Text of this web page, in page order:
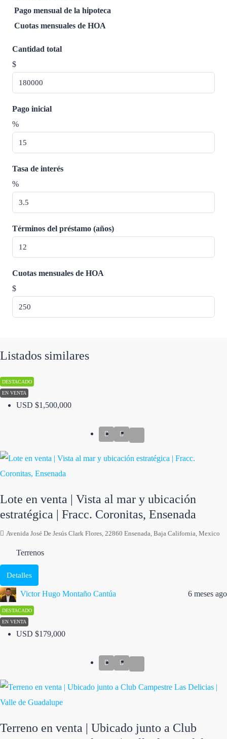
Pago mensual de la hipoteca
Cuotas mensuales de HOA
Cantidad total
$
Pago inicial
%
Tasa de interés
%
Términos del préstamo (años)
Cuotas mensuales de HOA
$
Listados similares
DESTACADO
EN VENTA
USD $1,500,000
Lote en venta | Vista al mar y ubicación
estratégica | Fracc. Coronitas, Ensenada
Avenida José De Jesús Clark Flores, 22860 Ensenada, Baja California, Mexico
Terrenos
Detalles
Victor Hugo Montaño Cantúa 6 meses ago
DESTACADO
EN VENTA
USD $179,000
Terreno en venta | Ubicado junto a Club